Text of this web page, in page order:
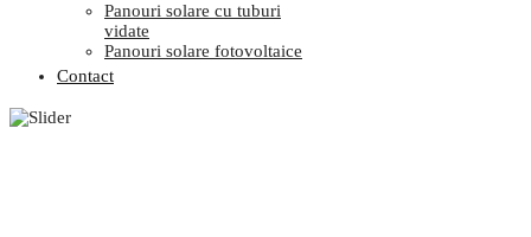
Panouri solare cu tuburi
vidate
Panouri solare fotovoltaice
Contact